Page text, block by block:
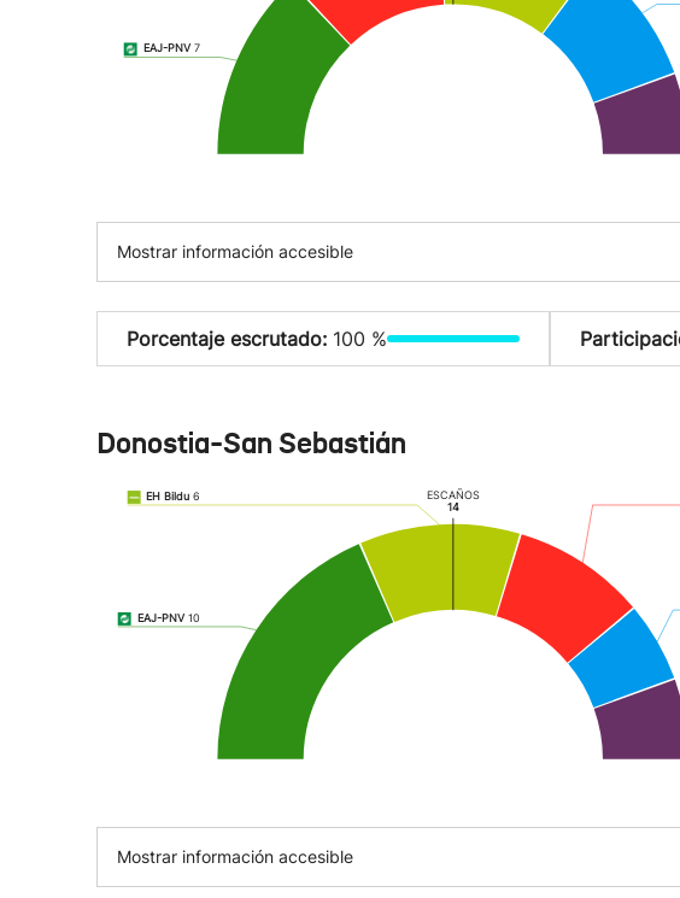
EAJ-PNV 7
Mostrar información accesible
Porcentaje escrutado: 100 %
Donostia-San Sebastián
EH Bildu 6
EAJ-PNV 10
14
ESCAÑOS
Mostrar información accesible